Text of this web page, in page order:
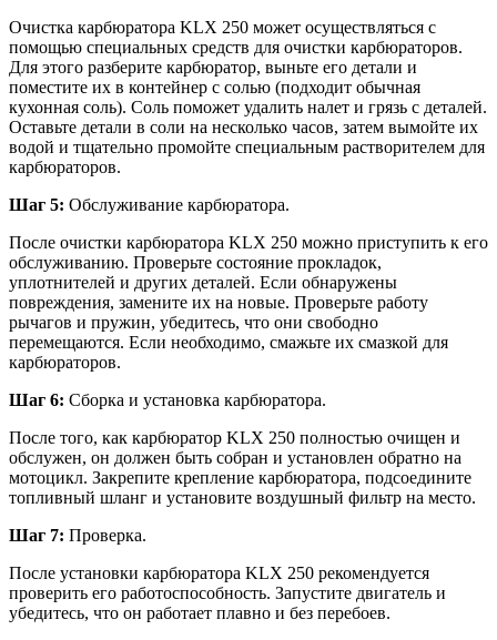
Очистка карбюратора KLX 250 может осуществляться с
помощью специальных средств для очистки карбюраторов.
Для этого разберите карбюратор, выньте его детали и
поместите их в контейнер с солью (подходит обычная
кухонная соль). Соль поможет удалить налет и грязь с деталей.
Оставьте детали в соли на несколько часов, затем вымойте их
водой и тщательно промойте специальным растворителем для
карбюраторов.
Шаг 5: Обслуживание карбюратора.
После очистки карбюратора KLX 250 можно приступить к его
обслуживанию. Проверьте состояние прокладок,
уплотнителей и других деталей. Если обнаружены
повреждения, замените их на новые. Проверьте работу
рычагов и пружин, убедитесь, что они свободно
перемещаются. Если необходимо, смажьте их смазкой для
карбюраторов.
Шаг 6: Сборка и установка карбюратора.
После того, как карбюратор KLX 250 полностью очищен и
обслужен, он должен быть собран и установлен обратно на
мотоцикл. Закрепите крепление карбюратора, подсоедините
топливный шланг и установите воздушный фильтр на место.
Шаг 7: Проверка.
После установки карбюратора KLX 250 рекомендуется
проверить его работоспособность. Запустите двигатель и
убедитесь, что он работает плавно и без перебоев.